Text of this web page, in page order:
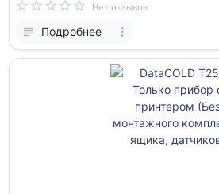
Нет отзывов
Подробнее